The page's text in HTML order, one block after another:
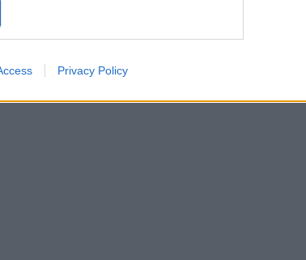
Privacy Policy